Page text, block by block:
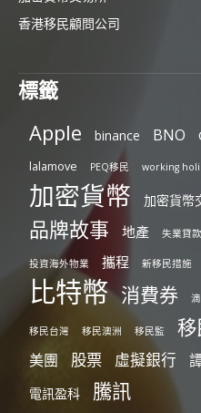
香港移民顧問公司
標籤
Apple binance BNO
lalamove PEQ移民 working
加密貨幣 加密貨幣
品牌故事 地產 失業貸款
投資海外物業 攜程 新移民措施
比特幣 消費券
移民台灣 移民澳洲 移民監
美團 股票 虛擬銀行
電訊盈科 騰訊